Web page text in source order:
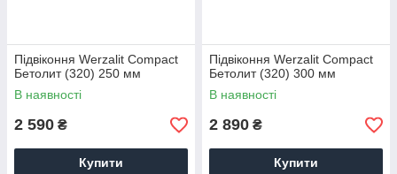
Підвіконня Werzalit Compact
Бетолит (320) 250 мм
В наявності
2 590 ₴
Купити
Підвіконня Werzalit Compact
Бетолит (320) 300 мм
В наявності
2 890 ₴
Купити